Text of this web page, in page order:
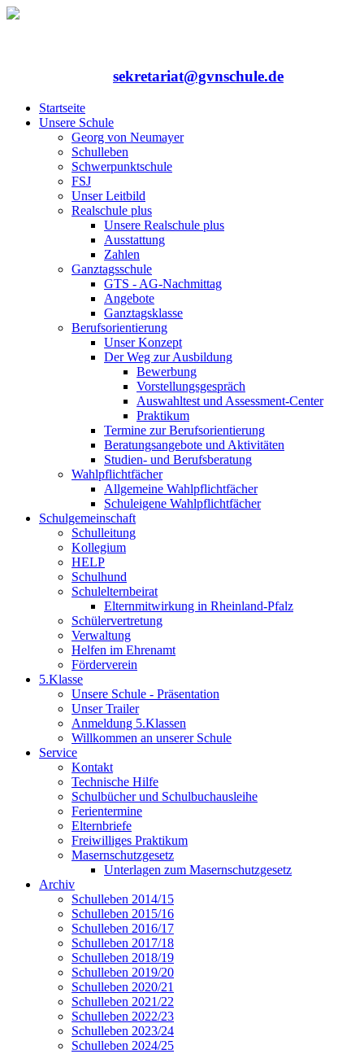
sekretariat@gvnschule.de
Startseite
Unsere Schule
Georg von Neumayer
Schulleben
Schwerpunktschule
FSJ
Unser Leitbild
Realschule plus
Unsere Realschule plus
Ausstattung
Zahlen
Ganztagsschule
GTS - AG-Nachmittag
Angebote
Ganztagsklasse
Berufsorientierung
Unser Konzept
Der Weg zur Ausbildung
Bewerbung
Vorstellungsgespräch
Auswahltest und Assessment-Center
Praktikum
Termine zur Berufsorientierung
Beratungsangebote und Aktivitäten
Studien- und Berufsberatung
Wahlpflichtfächer
Allgemeine Wahlpflichtfächer
Schuleigene Wahlpflichtfächer
Schulgemeinschaft
Schulleitung
Kollegium
HELP
Schulhund
Schulelternbeirat
Elternmitwirkung in Rheinland-Pfalz
Schülervertretung
Verwaltung
Helfen im Ehrenamt
Förderverein
5.Klasse
Unsere Schule - Präsentation
Unser Trailer
Anmeldung 5.Klassen
Willkommen an unserer Schule
Service
Kontakt
Technische Hilfe
Schulbücher und Schulbuchausleihe
Ferientermine
Elternbriefe
Freiwilliges Praktikum
Masernschutzgesetz
Unterlagen zum Masernschutzgesetz
Archiv
Schulleben 2014/15
Schulleben 2015/16
Schulleben 2016/17
Schulleben 2017/18
Schulleben 2018/19
Schulleben 2019/20
Schulleben 2020/21
Schulleben 2021/22
Schulleben 2022/23
Schulleben 2023/24
Schulleben 2024/25